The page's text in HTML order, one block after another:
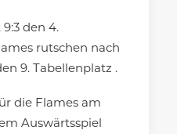
den 4.
rutschen nach
9. Tabellenplatz .
die Flames am
Auswärtsspiel